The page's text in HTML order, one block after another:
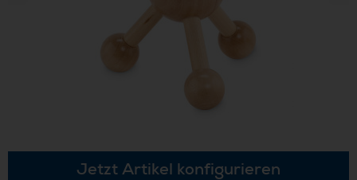
Jetzt Artikel konfigurieren